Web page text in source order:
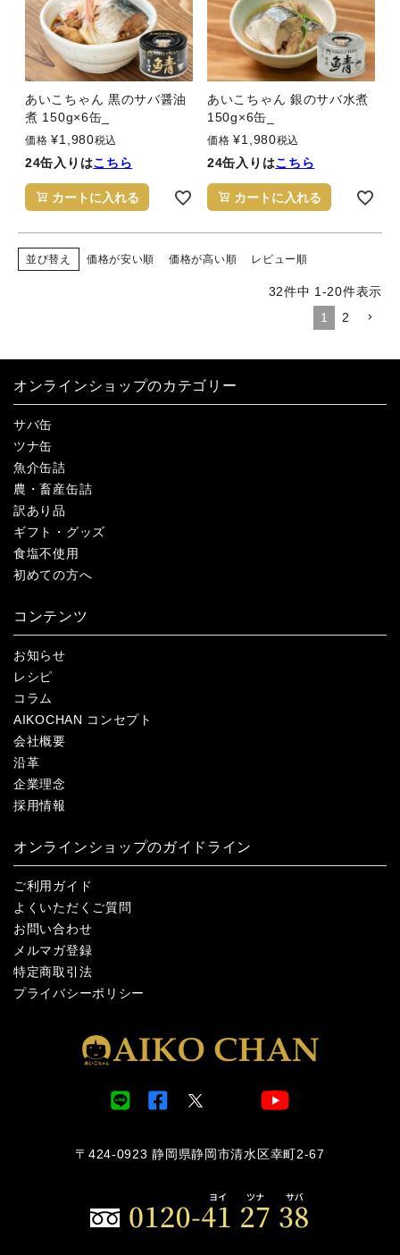
あいこちゃん 黒のサバ醤油
煮 150g×6缶_
価格 ¥1,980税込
24缶入りはこちら
カートに入れる
あいこちゃん 銀のサバ水煮
150g×6缶_
価格 ¥1,980税込
24缶入りはこちら
カートに入れる
並び替え 価格が安い順 価格が高い順 レビュー順
32件中 1-20件表示
1
2
オンラインショップのカテゴリー
サバ缶
ツナ缶
魚介缶詰
農・畜産缶詰
訳あり品
ギフト・グッズ
食塩不使用
初めての方へ
コンテンツ
お知らせ
レシピ
コラム
AIKOCHAN コンセプト
会社概要
沿革
企業理念
採用情報
オンラインショップのガイドライン
ご利用ガイド
よくいただくご質問
お問い合わせ
メルマガ登録
特定商取引法
プライバシーポリシー
〒424-0923 静岡県静岡市清水区幸町2-67